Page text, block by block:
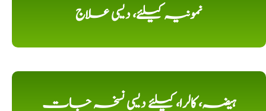
نمونیہ کیلئے، دیسی علاج
ہیضہ، کالرا، کیلئے دیسی نسخہ جات